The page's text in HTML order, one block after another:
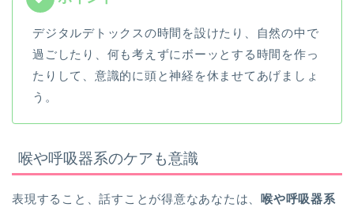
デジタルデトックスの時間を設けたり、自然の中で
過ごしたり、何も考えずにボーッとする時間を作っ
たりして、意識的に頭と神経を休ませてあげましょ
う。
喉や呼吸器系のケアも意識
表現すること、話すことが得意なあなたは、 喉や呼吸器系